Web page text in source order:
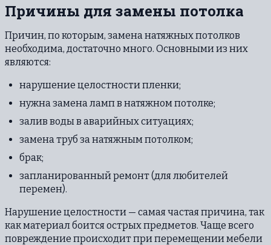
Причины для замены потолка
Причин, по которым, замена натяжных потолков
необходима, достаточно много. Основными из них
являются:
нарушение целостности пленки;
нужна замена ламп в натяжном потолке;
залив воды в аварийных ситуациях;
замена труб за натяжным потолком;
брак;
запланированный ремонт (для любителей
перемен).
Нарушение целостности — самая частая причина, так
как материал боится острых предметов. Чаще всего
повреждение происходит при перемещении мебели